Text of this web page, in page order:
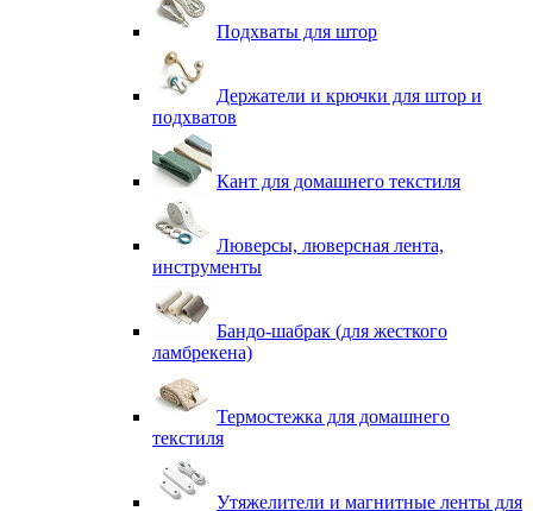
Подхваты для штор
Держатели и крючки для штор и
подхватов
Кант для домашнего текстиля
Люверсы, люверсная лента,
инструменты
Бандо-шабрак (для жесткого
ламбрекена)
Термостежка для домашнего
текстиля
Утяжелители и магнитные ленты для